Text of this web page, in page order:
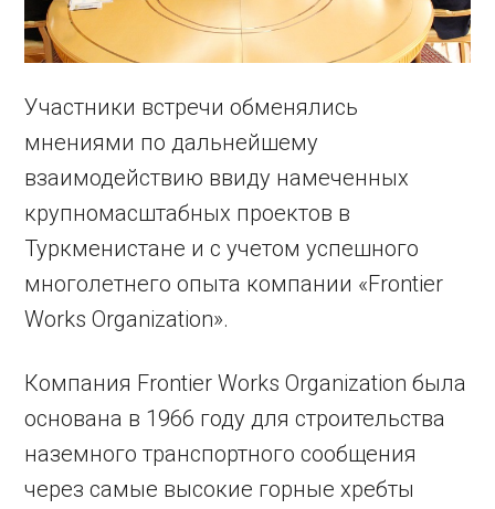
Участники встречи обменялись
мнениями по дальнейшему
взаимодействию ввиду намеченных
крупномасштабных проектов в
Туркменистане и с учетом успешного
многолетнего опыта компании «Frontier
Works Organization».
Компания Frontier Works Organization была
основана в 1966 году для строительства
наземного транспортного сообщения
через самые высокие горные хребты